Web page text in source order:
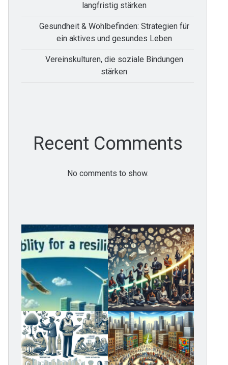
langfristig stärken
Gesundheit & Wohlbefinden: Strategien für
ein aktives und gesundes Leben
Vereinskulturen, die soziale Bindungen
stärken
Recent Comments
No comments to show.